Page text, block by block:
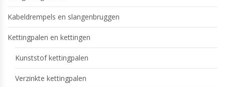
Kabeldrempels en slangenbruggen
Kettingpalen en kettingen
Kunststof kettingpalen
Verzinkte kettingpalen